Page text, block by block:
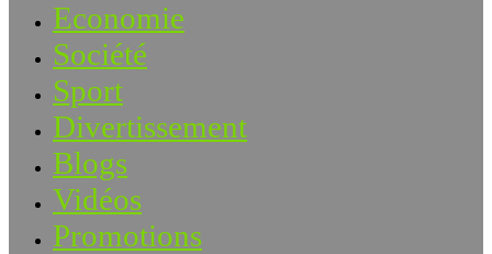
Economie
Société
Sport
Divertissement
Blogs
Vidéos
Promotions